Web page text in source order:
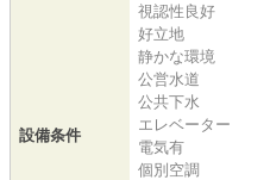
設備条件
視認性良好
好立地
静かな環境
公営水道
公共下水
エレベーター
電気有
個別空調